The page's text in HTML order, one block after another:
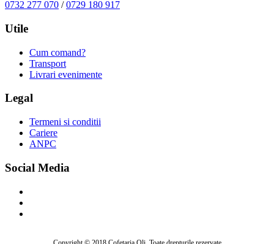
0732 277 070 /0729 180 917
Utile
Cum comand?
Transport
Livrari evenimente
Legal
Termeni si conditii
Cariere
ANPC
Social Media